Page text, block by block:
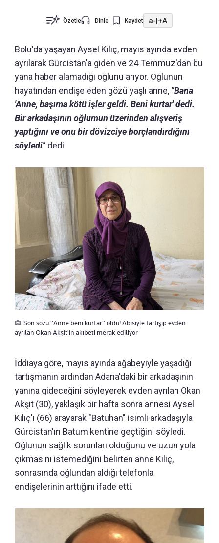
Özetle Dinle Kaydet a-|+A
Bolu'da yaşayan Aysel Kılıç, mayıs ayında evden
ayrılarak Gürcistan'a giden ve 24 Temmuz'dan bu
yana haber alamadığı oğlunu arıyor. Oğlunun
hayatından endişe eden gözü yaşlı anne, "Bana
'Anne, başıma kötü işler geldi. Beni kurtar' dedi.
Bir arkadaşının oğlumun üzerinden alışveriş
yaptığını ve onu bir dövizciye borçlandırdığını
söyledi"dedi.
Son sözü "Anne beni kurtar" oldu! Abisiyle tartışıp evden
ayrılan Okan Akşit'in akıbeti merak ediliyor
İddiaya göre, mayıs ayında ağabeyiyle yaşadığı
tartışmanın ardından Adana'daki bir arkadaşının
yanına gideceğini söyleyerek evden ayrılan Okan
Akşit (30), yaklaşık bir hafta sonra annesi Aysel
Kılıç'ı (66) arayarak "Batuhan" isimli arkadaşıyla
Gürcistan'ın Batum kentine geçtiğini söyledi.
Oğlunun sağlık sorunları olduğunu ve uzun yola
çıkmasını istemediğini belirten anne Kılıç,
sonrasında oğlundan aldığı telefonla
endişelerinin arttığını ifade etti.